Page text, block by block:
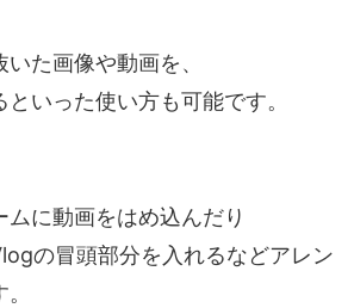
た画像や動画を、
いった使い方も可能です。
ムに動画をはめ込んだり
の冒頭部分を入れるなどアレン